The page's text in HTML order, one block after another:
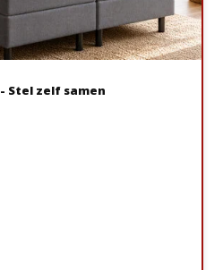
Stel zelf samen